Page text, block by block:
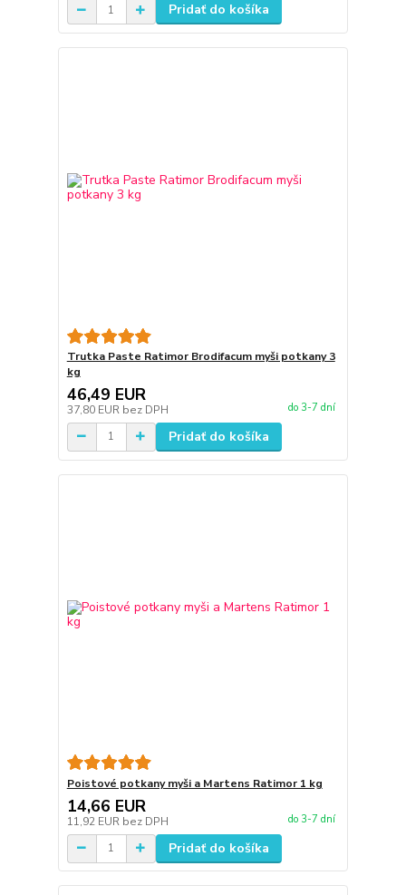
Pridať do košíka
Trutka Paste Ratimor Brodifacum myši potkany 3
kg
46,49 EUR
37,80 EUR bez DPH do 3-7 dní
Pridať do košíka
Poistové potkany myši a Martens Ratimor 1 kg
14,66 EUR
11,92 EUR bez DPH do 3-7 dní
Pridať do košíka